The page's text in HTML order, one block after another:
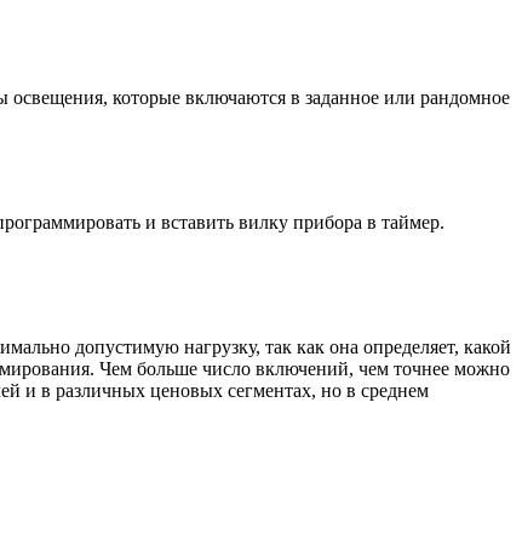
которые включаются в заданное или рандомное
и вставить вилку прибора в таймер.
допустимую нагрузку, так как она определяет, какой
Чем больше число включений, чем точнее можно
и в различных ценовых сегментах, но в среднем